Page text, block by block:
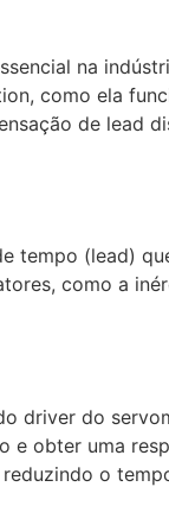
na
como ela
de lead
tempo (lead)
como a
driver do
obter uma
o